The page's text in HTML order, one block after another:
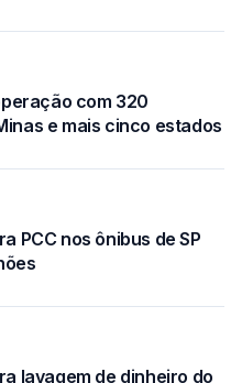
com 320
e mais cinco estados
PCC nos ônibus de SP
lavagem de dinheiro do